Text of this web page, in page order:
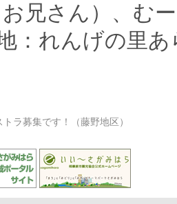
兄さん）、む
れんげの里あ
ラ募集です！（藤野地区）